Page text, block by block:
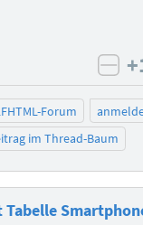
Forum
im Thread-Baum